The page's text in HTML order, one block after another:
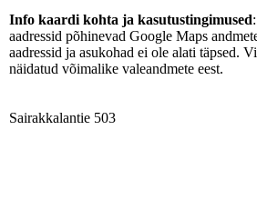
Info kaardi kohta ja kasutustingimused
aadressid põhinevad Google Maps
aadressid ja asukohad ei ole alati täpsed.
näidatud võimalike valeandmete eest.
Sairakkalantie 503